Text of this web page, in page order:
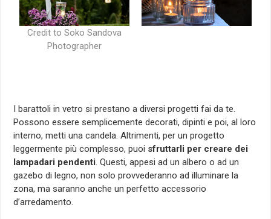
Credit to Soko Sandova
Photographer
I barattoli in vetro si prestano a diversi progetti fai da te.
Possono essere semplicemente decorati, dipinti e poi, al loro
interno, metti una candela. Altrimenti, per un progetto
leggermente più complesso, puoi sfruttarli per creare dei
lampadari pendenti. Questi, appesi ad un albero o ad un
gazebo di legno, non solo provvederanno ad illuminare la
zona, ma saranno anche un perfetto accessorio
d’arredamento.